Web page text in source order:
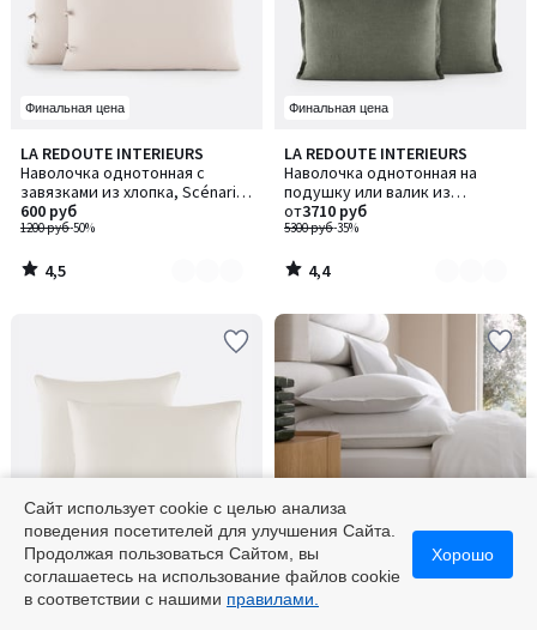
Финальная цена
LA REDOUTE INTERIEURS
Наволочка однотонная с
завязками из хлопка, Scénario
/ Сценарио
1200 руб-50%
600 руб
4,5
/ 5
Количество
цветов:
2
4,5
/
Финальная цена
LA REDOUTE INTERIEURS
Наволочка однотонная на
подушку или валик из
стираного льна
5300 руб-35%
от3710 руб
4,4
/ 5
Количество
цветов:
9
4,4
/
Финальная цена
LA REDOUTE INTERIEURS
Наволочка из хлопкового
4,3
/ 5
AM.PM
Наволочка из хлопковой
5
/
Количество
цветов:
Сайт использует cookie с целью анализа
поведения посетителей для улучшения Сайта.
Продолжая пользоваться Сайтом, вы
соглашаетесь на использование файлов cookie
в соответствии с нашими правилами.
Хорошо